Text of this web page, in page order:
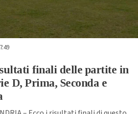
finali delle partite in
D, Prima, Seconda e